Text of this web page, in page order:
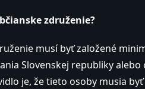
združenie?
musí byť založené
Slovenskej republiky
je, že tieto osoby musia